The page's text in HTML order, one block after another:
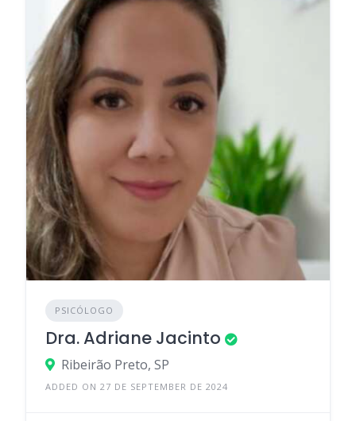
PSICÓLOGO
Dra. Adriane Jacinto
Ribeirão Preto, SP
ADDED ON 27 DE SEPTEMBER DE 2024